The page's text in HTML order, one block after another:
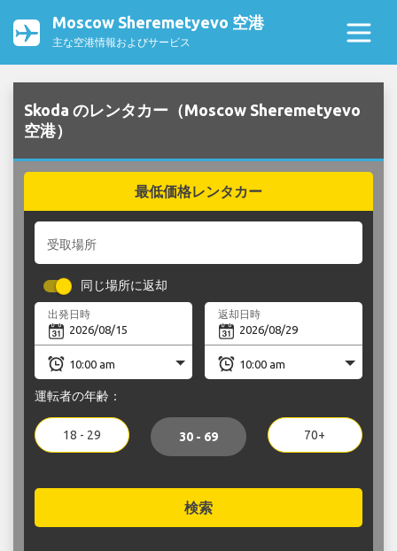
Moscow Sheremetyevo 空港
主な空港情報およびサービス
Skoda のレンタカー（Moscow Sheremetyevo
空港）
最低価格レンタカー
受取場所
同じ場所に返却
出発日時 返却日時
運転者の年齢：
18 - 29 30 - 69 70+
検索